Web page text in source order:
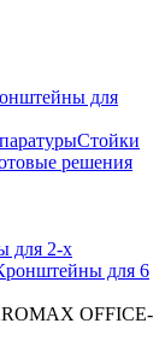
для
Стойки
решения
для 2-х
для 6
OFFICE-